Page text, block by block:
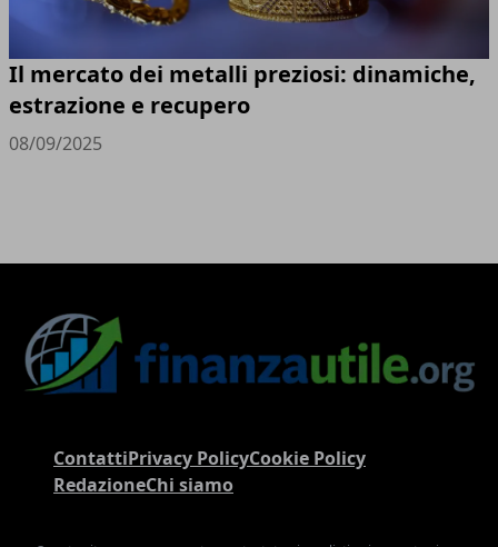
Il mercato dei metalli preziosi: dinamiche,
estrazione e recupero
08/09/2025
ContattiPrivacy PolicyCookie Policy
RedazioneChi siamo